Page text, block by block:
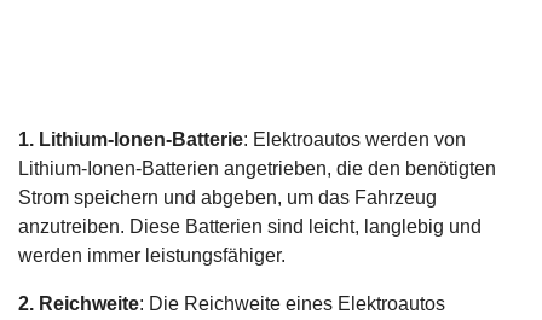
1. Lithium-Ionen-Batterie: Elektroautos werden von
Lithium-Ionen-Batterien angetrieben, die den benötigten
Strom speichern und abgeben, um das Fahrzeug
anzutreiben. Diese Batterien sind leicht, langlebig und
werden immer leistungsfähiger.
2. Reichweite: Die Reichweite eines Elektroautos